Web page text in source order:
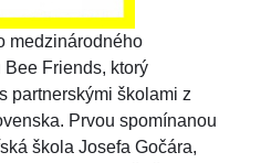
medzinárodného
Friends, ktorý
partnerskými školami z
Prvou spomínanou
škola Josefa Gočára,